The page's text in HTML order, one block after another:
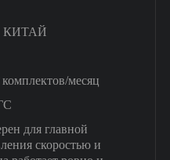
КИТАЙ
комплектов/месяц
для главной
скоростью и